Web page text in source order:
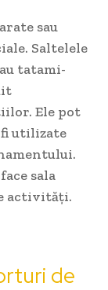
sau
Saltelele
tatami-
Ele pot
fi utilizate
sala
activități.
de